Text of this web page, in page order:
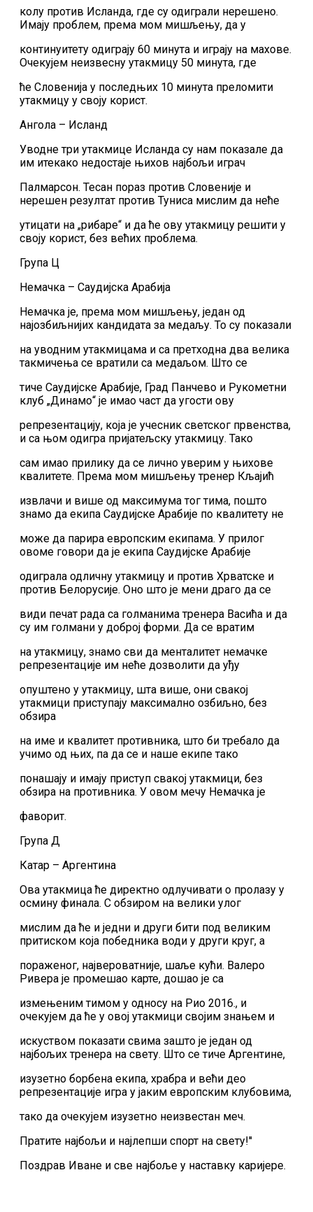
колу против Исланда, где су одиграли нерешено.
Имају проблем, према мом мишљењу, да у
континуитету одиграју 60 минута и играју на махове.
Очекујем неизвесну утакмицу 50 минута, где
ће Словенија у последњих 10 минута преломити
утакмицу у своју корист.
Ангола – Исланд
Уводне три утакмице Исланда су нам показале да
им итекако недостаје њихов најбољи играч
Палмарсон. Тесан пораз против Словеније и
нерешен резултат против Туниса мислим да неће
утицати на „рибаре“ и да ће ову утакмицу решити у
своју корист, без већих проблема.
Група Ц
Немачка – Саудијска Арабија
Немачка је, према мом мишљењу, један од
најозбиљнијих кандидата за медаљу. То су показали
на уводним утакмицама и са претходна два велика
такмичења се вратили са медаљом. Што се
тиче Саудијске Арабије, Град Панчево и Рукометни
клуб „Динамо“ је имао част да угости ову
репрезентацију, која је учесник светског првенства,
и са њом одигра пријатељску утакмицу. Тако
сам имао прилику да се лично уверим у њихове
квалитете. Према мом мишљењу тренер Кљајић
извлачи и више од максимума тог тима, пошто
знамо да екипа Саудијске Арабије по квалитету не
може да парира европским екипама. У прилог
овоме говори да је екипа Саудијске Арабије
одиграла одличну утакмицу и против Хрватске и
против Белорусије. Оно што је мени драго да се
види печат рада са голманима тренера Васића и да
су им голмани у доброј форми. Да се вратим
на утакмицу, знамо сви да менталитет немачке
репрезентације им неће дозволити да уђу
опуштено у утакмицу, шта више, они свакој
утакмици приступају максимално озбиљно, без
обзира
на име и квалитет противника, што би требало да
учимо од њих, па да се и наше екипе тако
понашају и имају приступ свакој утакмици, без
обзира на противника. У овом мечу Немачка је
фаворит.
Група Д
Катар – Аргентина
Ова утакмица ће директно одлучивати о пролазу у
осмину финала. С обзиром на велики улог
мислим да ће и једни и други бити под великим
притиском која победника води у други круг, а
пораженог, највероватније, шаље кући. Валеро
Ривера је промешао карте, дошао је са
измењеним тимом у односу на Рио 2016., и
очекујем да ће у овој утакмици својим знањем и
искуством показати свима зашто је један од
најбољих тренера на свету. Што се тиче Аргентине,
изузетно борбена екипа, храбра и већи део
репрезентације игра у јаким европским клубовима,
тако да очекујем изузетно неизвестан меч.
Пратите најбољи и најлепши спорт на свету!''
Поздрав Иване и све најбоље у наставку каријере.